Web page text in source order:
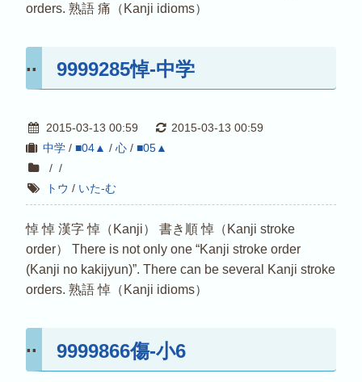
orders. 熟語 痛（Kanji idioms）
9999285悼-中学
2015-03-13 00:59
2015-03-13 00:59
中学/ ■04▲ / 心/ ■05▲
/ /
トウ / いた-む
悼 悼 漢字 悼（Kanji） 書き順 悼（Kanji stroke
order） There is not only one “Kanji stroke order
(Kanji no kakijyun)”. There can be several Kanji stroke
orders. 熟語 悼（Kanji idioms）
9999866傷-小6